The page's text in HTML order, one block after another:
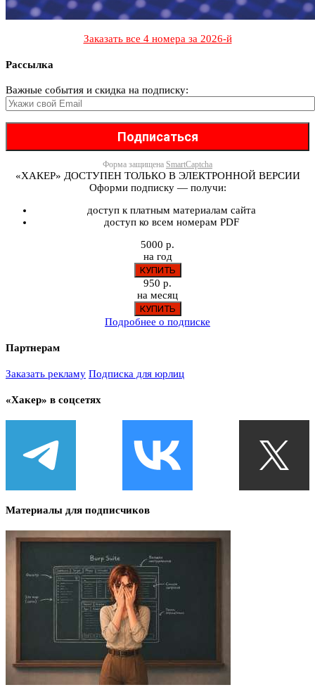
Заказать все 4 номера за 2026-й
Рассылка
Важные события и скидка на подписку:
Форма защищена SmartCaptcha
«ХАКЕР» ДОСТУПЕН ТОЛЬКО В ЭЛЕКТРОННОЙ ВЕРСИИ
Оформи подписку — получи:
доступ к платным материалам сайта
доступ ко всем номерам PDF
5000 р.
на год
950 р.
на месяц
Подробнее о подписке
Партнерам
Заказать рекламу Подписка для юрлиц
«Хакер» в соцсетях
Материалы для подписчиков